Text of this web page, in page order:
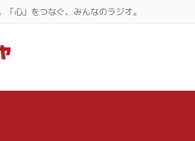
「心」をつなぐ、みんなのラジオ。